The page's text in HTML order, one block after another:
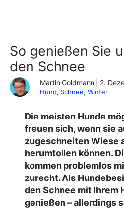
So genießen Sie
den Schnee
Martin Goldmann 2.
Hund, Schnee, Winter
Die meisten Hunde
freuen sich, wenn sie
zugeschneiten Wiese
herumtollen können.
kommen problemlos
zurecht. Als
den Schnee mit Ihrem
genießen – allerdings